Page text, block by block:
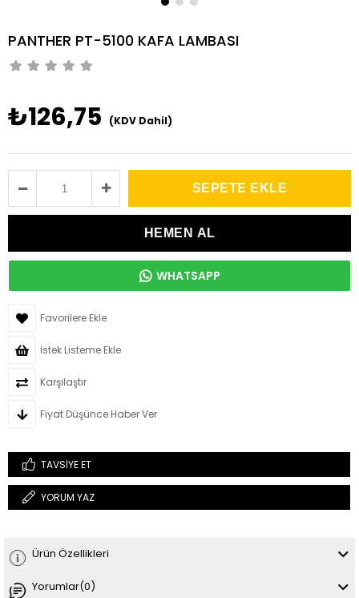
PANTHER PT-5100 KAFA LAMBASI
₺126,75 (KDV Dahil)
WHATSAPP
Favorilere Ekle
İstek Listeme Ekle
Karşılaştır
Fiyat Düşünce Haber Ver
TAVSIYE ET
YORUM YAZ
Ürün Özellikleri
Yorumlar(0)